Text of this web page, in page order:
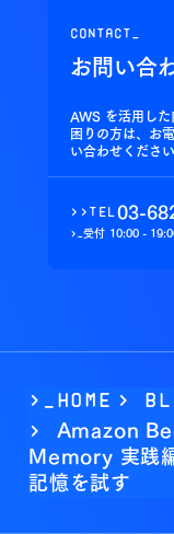
contact_
お問い合
AWS を活用し
困りの方は、お
い合わせください
>> tel03-
>_ 受付 10:00 -
>_Home >
> Amazon
Memory 実践
記憶を試す